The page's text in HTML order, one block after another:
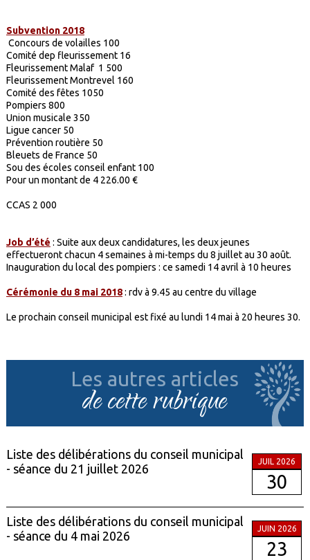
Subvention 2018
Concours de volailles 100
Comité dep fleurissement 16
Fleurissement Malaf 1 500
Fleurissement Montrevel 160
Comité des fêtes 1050
Pompiers 800
Union musicale 350
Ligue cancer 50
Prévention routière 50
Bleuets de France 50
Sou des écoles conseil enfant 100
Pour un montant de 4 226.00 €
CCAS 2 000
Job d’été : Suite aux deux candidatures, les deux jeunes
effectueront chacun 4 semaines à mi-temps du 8 juillet au 30 août.
Inauguration du local des pompiers : ce samedi 14 avril à 10 heures
Cérémonie du 8 mai 2018: rdv à 9.45 au centre du village
Le prochain conseil municipal est fixé au lundi 14 mai à 20 heures 30.
Les autres articles
de cette rubrique
Liste des délibérations du conseil municipal
- séance du 21 juillet 2026
JUIL 2026
30
Liste des délibérations du conseil municipal
- séance du 4 mai 2026
JUIN 2026
23